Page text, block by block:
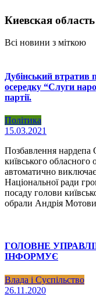
Киевская область
Всі новини з міткою
Дубінський втратив
осередку “Слуги
партії.
Політика
15.03.2021
Позбавлення нардепа
київського обласного
автоматично виключає
Національної ради
посаду голови
обрали Андрія
ГОЛОВНЕ
ІНФОРМУЄ
Влада і Суспільство
26.11.2020